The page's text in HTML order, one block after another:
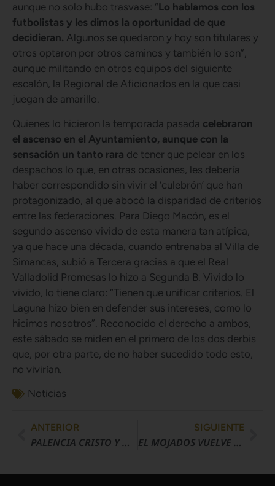
aunque no solo hubo trasvase: “Lo hablamos con los
futbolistas y les dimos la oportunidad de que
decidieran. Algunos se quedaron y hoy son titulares y
otros optaron por otros caminos y también lo son”,
aunque militando en otros equipos del siguiente
escalón, la Regional de Aficionados en la que casi
juegan de amarillo.
Quienes lo hicieron la temporada pasada celebraron
el ascenso en el Ayuntamiento, aunque con la
sensación un tanto rara de tener que pelear en los
despachos lo que, en otras ocasiones, les debería
haber correspondido sin vivir el ‘culebrón’ que han
protagonizado, al que abocó la disparidad de criterios
entre las federaciones. Para Diego Macón, es el
segundo ascenso vivido de esta manera tan atípica,
ya que hace una década, cuando entrenaba al Villa de
Simancas, subió a Tercera gracias a que el Real
Valladolid Promesas lo hizo a Segunda B. Vivido lo
vivido, lo tiene claro: “Tienen que unificar criterios. El
Laguna hizo bien en defender sus intereses, como lo
hicimos nosotros”. Reconocido el derecho a ambos,
este sábado se miden en el primero de los dos derbis
que, por otra parte, de no haber sucedido todo esto,
no vivirían.
Noticias
ANTERIOR
PALENCIA CRISTO Y MOJADOS EMPATAN EN LA BALASTERA
SIGUIENTE
EL MOJADOS VUELVE A SU HÁBITAT